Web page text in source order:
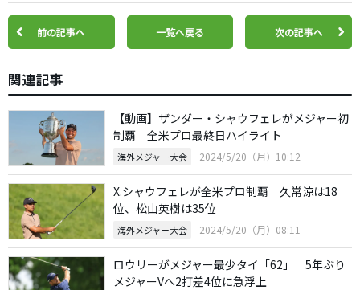
前の記事へ 一覧へ戻る 次の記事へ
関連記事
【動画】ザンダー・シャウフェレがメジャー初
制覇 全米プロ最終日ハイライト
海外メジャー大会 2024/5/20（月）10:12
X.シャウフェレが全米プロ制覇 久常涼は18
位、松山英樹は35位
海外メジャー大会 2024/5/20（月）08:11
ロウリーがメジャー最少タイ「62」 5年ぶり
メジャーVへ2打差4位に急浮上